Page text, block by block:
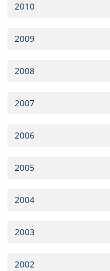
2010
2009
2008
2007
2006
2005
2004
2003
2002